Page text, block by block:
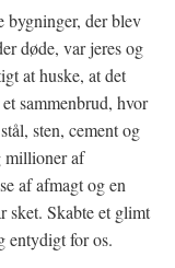
bygninger, der blev
døde, var jeres og
at huske, at det
sammenbrud, hvor
sten, cement og
millioner af
af afmagt og en
sket. Skabte et glimt
entydigt for os.